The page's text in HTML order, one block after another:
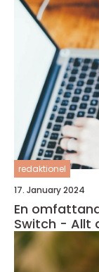
redaktionel
17. January 2024
En
Switch - Allt